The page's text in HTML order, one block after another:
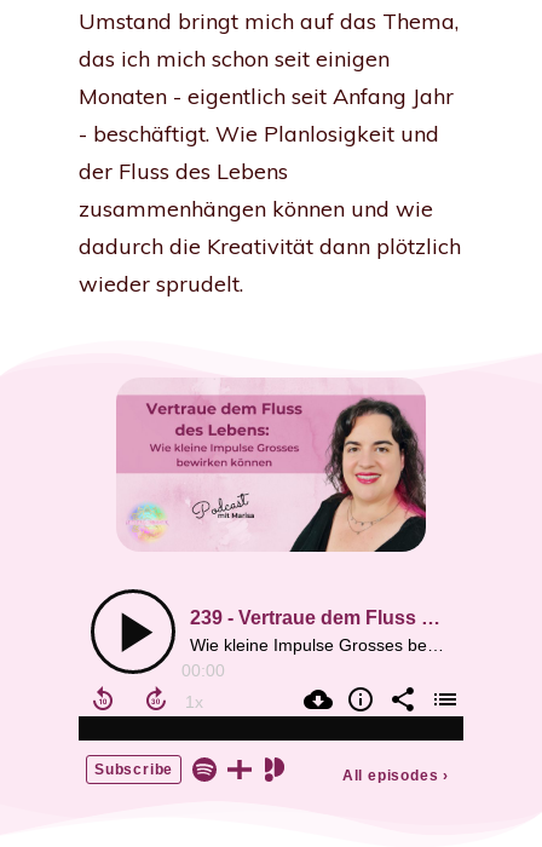
Umstand bringt mich auf das Thema,
das ich mich schon seit einigen
Monaten - eigentlich seit Anfang Jahr
- beschäftigt. Wie Planlosigkeit und
der Fluss des Lebens
zusammenhängen können und wie
dadurch die Kreativität dann plötzlich
wieder sprudelt.